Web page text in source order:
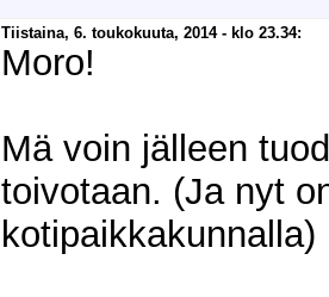
Tiistaina, 6. toukokuuta, 2014 - klo 23.34:
Moro!
Mä voin jälleen
toivotaan. (Ja nyt
kotipaikkakunnalla)